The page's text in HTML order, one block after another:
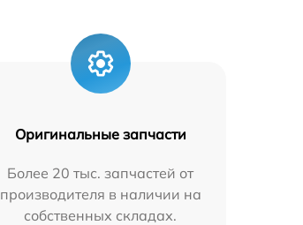
Оригинальные запчасти
Более 20 тыс. запчастей от
производителя в наличии на
собственных складах.